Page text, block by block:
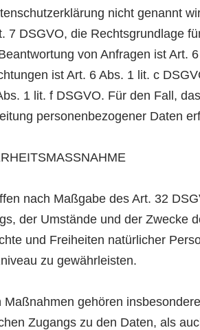
nicht genannt
7 DSGVO, die Rechtsgrundlage
von Anfragen ist Art.
ist Art. 6 Abs. 1 lit. c
1 lit. f DSGVO. Für den Fall,
personenbezogener Daten
nach Maßgabe des Art. 32
der Umstände und der Zwecke
und Freiheiten natürlicher
zu gewährleisten.
Maßnahmen gehören
Zugangs zu den Daten, als